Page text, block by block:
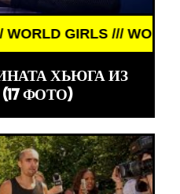
/// WORLD GIRLS ///
ХЬЮГА ИЗ
ФОТО)